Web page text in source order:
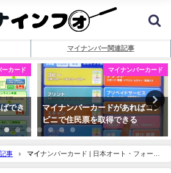
マイナンバー関連記事
ーカード
でき
マイナンバーカード
マイナンバーカードがあればコン
ビニで住民票を取得できる
事 マイナンバーカード | 日本オート・フォート